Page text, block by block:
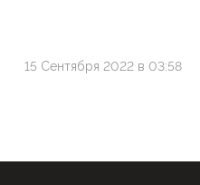
15 Сентября 2022 в 03:58